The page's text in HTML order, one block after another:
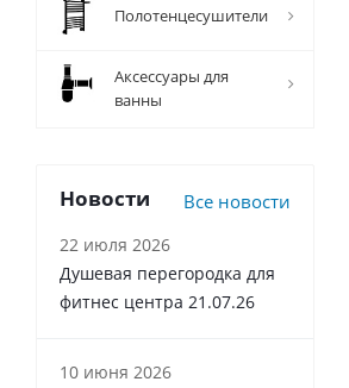
Полотенцесушители
Аксессуары для
ванны
Новости Все новости
22 июля 2026
Душевая перегородка для
фитнес центра 21.07.26
10 июня 2026